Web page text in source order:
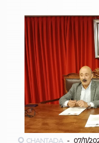
CHANTADA 07/11/